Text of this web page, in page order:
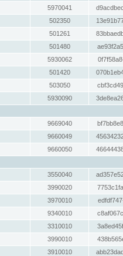
5970041
502350
501261
501480
5930062
501420
503050
5930090
9669040
9660049
9660050
3550040
3990020
3970010
9340010
3310010
3990010
3910010